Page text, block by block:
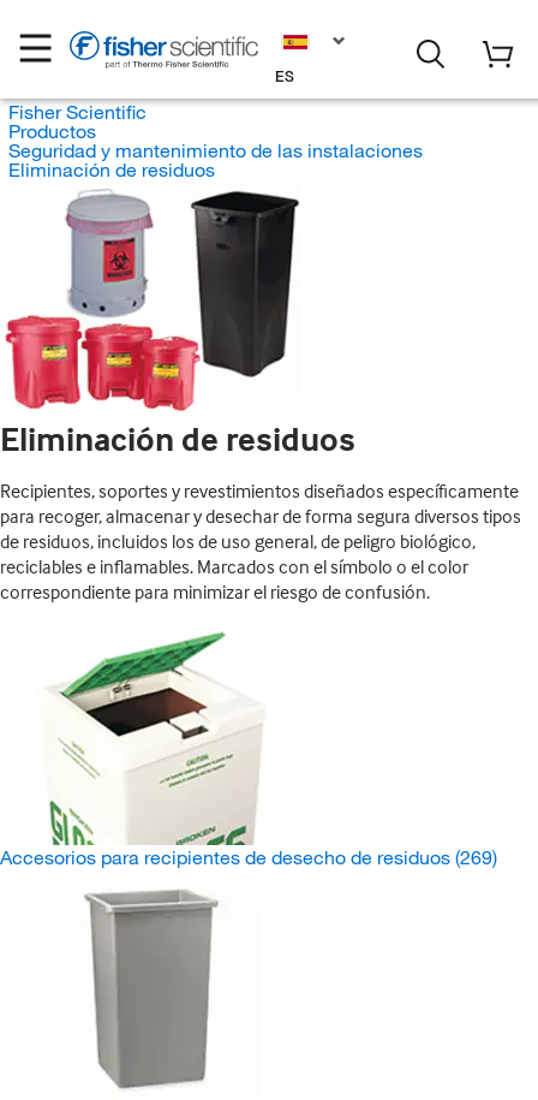
ES
Fisher Scientific
Productos
Seguridad y mantenimiento de las instalaciones
Eliminación de residuos
Eliminación de residuos
Recipientes, soportes y revestimientos diseñados específicamente
para recoger, almacenar y desechar de forma segura diversos tipos
de residuos, incluidos los de uso general, de peligro biológico,
reciclables e inflamables. Marcados con el símbolo o el color
correspondiente para minimizar el riesgo de confusión.
Accesorios para recipientes de desecho de residuos (269)